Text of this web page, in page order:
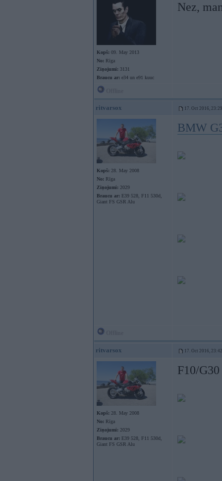
Kopš: 09. May 2013
No: Rīga
Ziņojumi: 3131
Braucu ar: e34 un e91 kuuc
Nez,
ritvarsox 17. Oct 2016, 23:29
Kopš: 28. May 2008
No: Rīga
Ziņojumi: 2029
Braucu ar: E39 528, F11 530d,
Giant FS GSR Alu
BMW
ritvarsox 17. Oct 2016, 23:42
Kopš: 28. May 2008
No: Rīga
Ziņojumi: 2029
Braucu ar: E39 528, F11 530d,
Giant FS GSR Alu
F10/G30